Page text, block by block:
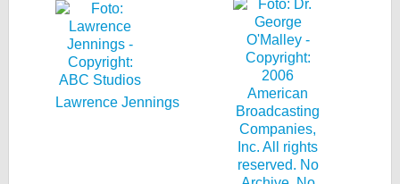
Lawrence Jennings